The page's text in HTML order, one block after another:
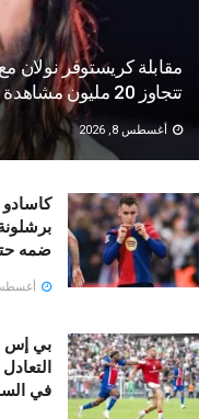
مقابلة كريستوفر نولان
تتجاوز 20 مليون مشاهدة بعد الأوديسة
أغسطس 8, 2026
ضمه
أغسطس 8,
بي إس
في